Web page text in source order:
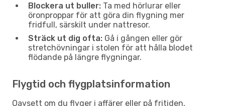
Blockera ut buller: Ta med hörlurar eller
öronproppar för att göra din flygning mer
fridfull, särskilt under nattresor.
Sträck ut dig ofta: Gå i gången eller gör
stretchövningar i stolen för att hålla blodet
flödande på längre flygningar.
Flygtid och flygplatsinformation
Oavsett om du flyger i affärer eller på fritiden,